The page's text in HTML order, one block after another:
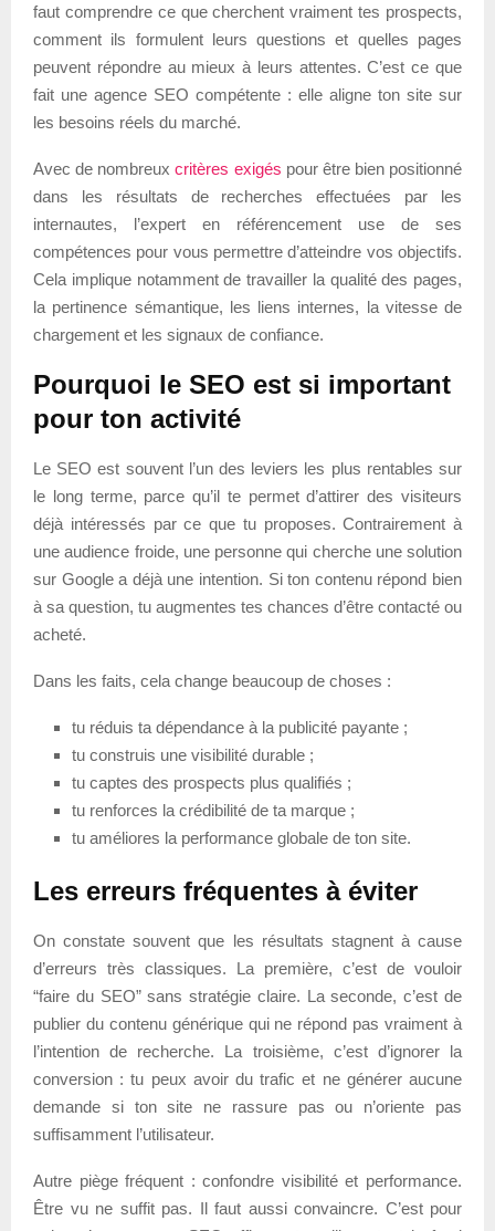
faut comprendre ce que cherchent vraiment tes prospects,
comment ils formulent leurs questions et quelles pages
peuvent répondre au mieux à leurs attentes. C’est ce que
fait une agence SEO compétente : elle aligne ton site sur
les besoins réels du marché.
Avec de nombreuxcritères exigés pour être bien positionné
dans les résultats de recherches effectuées par les
internautes, l’expert en référencement use de ses
compétences pour vous permettre d’atteindre vos objectifs.
Cela implique notamment de travailler la qualité des pages,
la pertinence sémantique, les liens internes, la vitesse de
chargement et les signaux de confiance.
Pourquoi le SEO est si important
pour ton activité
Le SEO est souvent l’un des leviers les plus rentables sur
le long terme, parce qu’il te permet d’attirer des visiteurs
déjà intéressés par ce que tu proposes. Contrairement à
une audience froide, une personne qui cherche une solution
sur Google a déjà une intention. Si ton contenu répond bien
à sa question, tu augmentes tes chances d’être contacté ou
acheté.
Dans les faits, cela change beaucoup de choses :
tu réduis ta dépendance à la publicité payante ;
tu construis une visibilité durable ;
tu captes des prospects plus qualifiés ;
tu renforces la crédibilité de ta marque ;
tu améliores la performance globale de ton site.
Les erreurs fréquentes à éviter
On constate souvent que les résultats stagnent à cause
d’erreurs très classiques. La première, c’est de vouloir
“faire du SEO” sans stratégie claire. La seconde, c’est de
publier du contenu générique qui ne répond pas vraiment à
l’intention de recherche. La troisième, c’est d’ignorer la
conversion : tu peux avoir du trafic et ne générer aucune
demande si ton site ne rassure pas ou n’oriente pas
suffisamment l’utilisateur.
Autre piège fréquent : confondre visibilité et performance.
Être vu ne suffit pas. Il faut aussi convaincre. C’est pour